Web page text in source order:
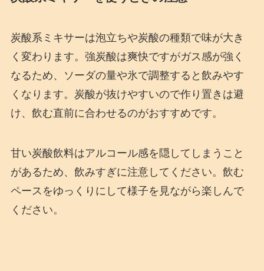
炭酸系ミキサーは泡立ちや炭酸の種類で味が大き
く変わります。強炭酸は爽快ですがガス感が強く
なるため、ソーダの量や氷で調整すると飲みやす
くなります。炭酸が抜けやすいので作り置きは避
け、飲む直前に合わせるのがおすすめです。
甘い炭酸飲料はアルコール感を隠してしまうこと
があるため、飲みすぎに注意してください。飲む
ペースをゆっくりにして様子を見ながら楽しんで
ください。